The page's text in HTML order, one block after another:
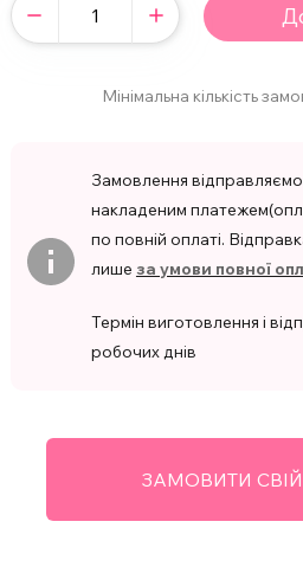
Мінімальна кількість
Замовлення
накладеним
по повній оплаті.
лише за умови повної
Термін виготовлення і
робочих днів
ЗАМОВИТИ